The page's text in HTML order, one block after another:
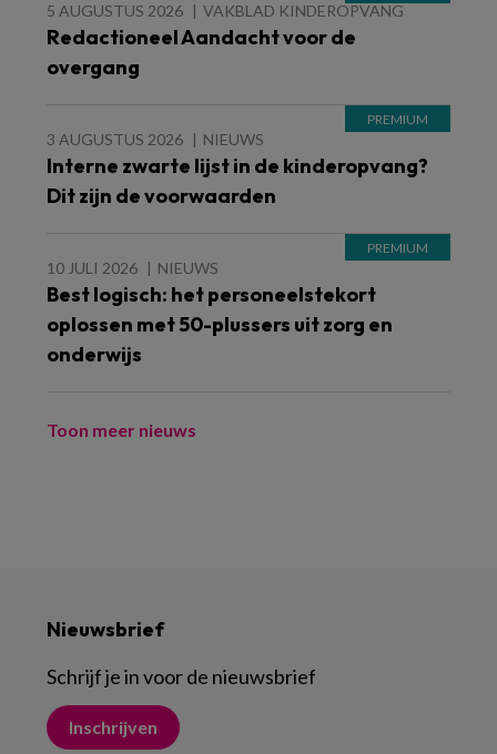
5 AUGUSTUS 2026 VAKBLAD KINDEROPVANG
Redactioneel Aandacht voor de
overgang
3 AUGUSTUS 2026 NIEUWS
Interne zwarte lijst in de kinderopvang?
Dit zijn de voorwaarden
10 JULI 2026 NIEUWS
Best logisch: het personeelstekort
oplossen met 50-plussers uit zorg en
onderwijs
Toon meer nieuws
Nieuwsbrief
Schrijf je in voor de nieuwsbrief
Inschrijven